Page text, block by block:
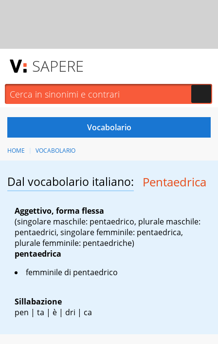
SAPERE
HOME VOCABOLARIO
Dal vocabolario italiano: Pentaedrica
Aggettivo, forma flessa
(singolare maschile: pentaedrico, plurale maschile:
pentaedrici, singolare femminile: pentaedrica,
plurale femminile: pentaedriche)
pentaedrica
femminile di pentaedrico
Sillabazione
pen | ta | è | dri | ca